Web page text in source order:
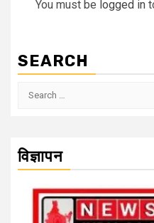
You must be logged in
SEARCH
Search
विज्ञापन